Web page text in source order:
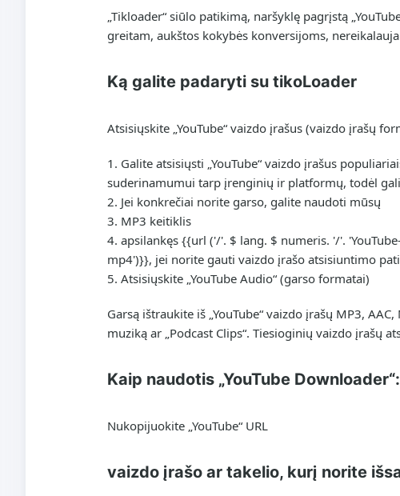
„Tikloader“ siūlo patikimą, naršyklę pagrįstą
greitam, aukštos kokybės konversijoms,
Ką galite padaryti su tikoLoader
Atsisiųskite „YouTube“ vaizdo įrašus (vaizdo įrašų
Galite atsisiųsti „YouTube“ vaizdo įrašus
suderinamumui tarp įrenginių ir platformų, todėl
Jei konkrečiai norite garso, galite naudoti mūsų
MP3 keitiklis
apsilankęs {{url ('/'. $ lang. $ numeris. '/'.
mp4')}}, jei norite gauti vaizdo įrašo atsisiuntimo
Atsisiųskite „YouTube Audio“ (garso formatai)
Garsą ištraukite iš „YouTube“ vaizdo įrašų MP3,
muziką ar „Podcast Clips“. Tiesioginių vaizdo įrašų
Kaip naudotis „YouTube
Nukopijuokite „YouTube“ URL
vaizdo įrašo ar takelio, kurį norite